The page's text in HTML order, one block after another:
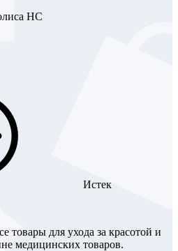
НС
Истек
товары для ухода за красотой и
медицинских товаров.